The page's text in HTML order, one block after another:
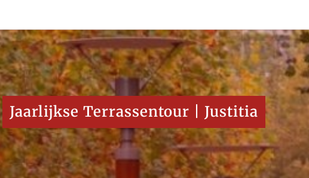
Jaarlijkse Terrassentour | Justitia